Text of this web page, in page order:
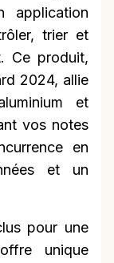
application
trier et
Ce produit,
2024, allie
et
vos notes
en
et un
pour une
unique